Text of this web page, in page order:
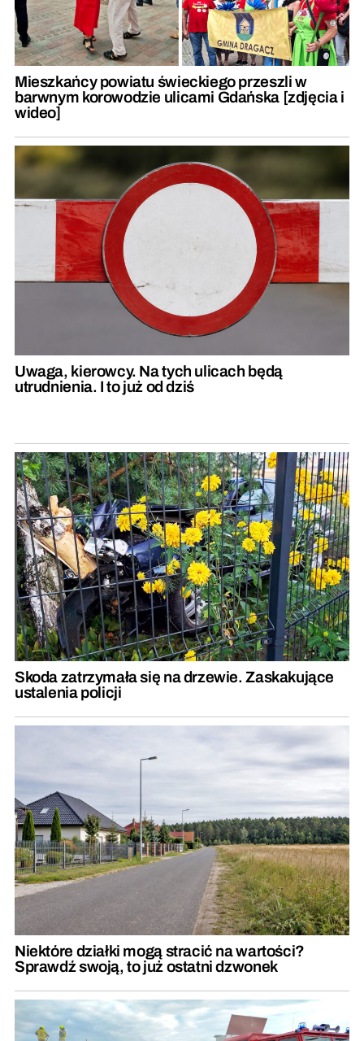
Mieszkańcy powiatu świeckiego przeszli w
barwnym korowodzie ulicami Gdańska [zdjęcia i
wideo]
Uwaga, kierowcy. Na tych ulicach będą
utrudnienia. I to już od dziś
Skoda zatrzymała się na drzewie. Zaskakujące
ustalenia policji
Niektóre działki mogą stracić na wartości?
Sprawdź swoją, to już ostatni dzwonek